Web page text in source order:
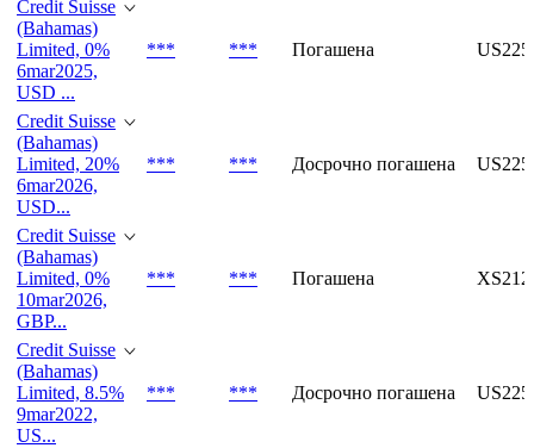
Credit Suisse
(Bahamas)
Limited, 0%
6mar2025,
USD ...
*** *** Погашена
Credit Suisse
(Bahamas)
Limited, 20%
6mar2026,
USD...
*** *** Досрочно погашена
Credit Suisse
(Bahamas)
Limited, 0%
10mar2026,
GBP...
*** *** Погашена
Credit Suisse
(Bahamas)
Limited, 8.5%
9mar2022,
US...
*** *** Досрочно погашена